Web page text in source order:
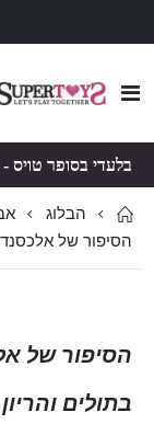
Toggle
בלעדי בסופר
הבלוג
הסיפור של
הסיפור של
בתולים והריון